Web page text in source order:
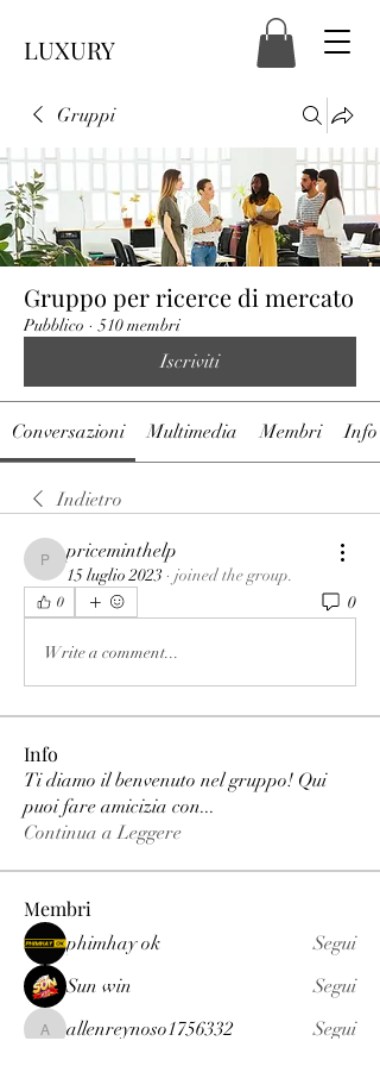
LUXURY
Gruppi
Gruppo per ricerce di mercato
Pubblico · 510 membri
Iscriviti
Conversazioni Multimedia Membri Info
Indietro
priceminthelp
priceminthelp
15 luglio 2023 · joined the group.
0 0
Write a comment...
Info
Ti diamo il benvenuto nel gruppo! Qui
puoi fare amicizia con...
Continua a Leggere
Membri
phimhay ok
Segui
Sun win
Segui
allenreynoso1756332
allenreynoso1756332
Segui